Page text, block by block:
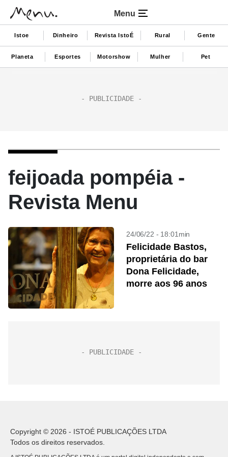
Menu
Istoe Dinheiro Revista IstoÉ Rural Gente
Planeta Esportes Motorshow Mulher Pet
feijoada pompéia -
Revista Menu
24/06/22 - 18:01min
Felicidade Bastos,
proprietária do bar
Dona Felicidade,
morre aos 96 anos
Copyright © 2026 - ISTOÉ PUBLICAÇÕES LTDA
Todos os direitos reservados.